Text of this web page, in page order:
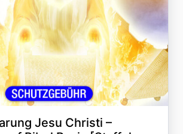
Jesu Christi –